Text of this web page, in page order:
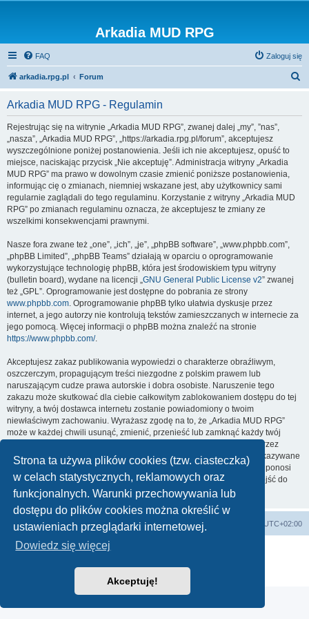
Strona ta używa plików cookies (tzw. ciasteczka)
w celach statystycznych, reklamowych oraz
funkcjonalnych. Warunki przechowywania lub
dostępu do plików cookies można określić w
ustawieniach przeglądarki internetowej.
Dowiedz się więcej
Akceptuję!
Arkadia MUD RPG
FAQ Zaloguj się
arkadia.rpg.pl Forum
Arkadia MUD RPG - Regulamin
Rejestrując się na witrynie „Arkadia MUD RPG”, zwanej dalej „my”, ”nas”,
„nasza”, „Arkadia MUD RPG”, „https://arkadia.rpg.pl/forum”, akceptujesz
wyszczególnione poniżej postanowienia. Jeśli ich nie akceptujesz, opuść to
miejsce, naciskając przycisk „Nie akceptuję”. Administracja witryny „Arkadia
MUD RPG” ma prawo w dowolnym czasie zmienić poniższe postanowienia,
informując cię o zmianach, niemniej wskazane jest, aby użytkownicy sami
regularnie zaglądali do tego regulaminu. Korzystanie z witryny „Arkadia MUD
RPG” po zmianach regulaminu oznacza, że akceptujesz te zmiany ze
wszelkimi konsekwencjami prawnymi.
Nasze fora zwane też „one”, „ich”, „je”, „phpBB software”, „www.phpbb.com”,
„phpBB Limited”, „phpBB Teams” działają w oparciu o oprogramowanie
wykorzystujące technologię phpBB, która jest środowiskiem typu witryny
(bulletin board), wydane na licencji „GNU General Public License v2” zwanej
też „GPL”. Oprogramowanie jest dostępne do pobrania ze strony
www.phpbb.com. Oprogramowanie phpBB tylko ułatwia dyskusje przez
internet, a jego autorzy nie kontrolują tekstów zamieszczanych w internecie za
jego pomocą. Więcej informacji o phpBB można znaleźć na stronie
https://www.phpbb.com/.
Akceptujesz zakaz publikowania wypowiedzi o charakterze obraźliwym,
oszczerczym, propagującym treści niezgodne z polskim prawem lub
naruszającym cudze prawa autorskie i dobra osobiste. Naruszenie tego
zakazu może skutkować dla ciebie całkowitym zablokowaniem dostępu do tej
witryny, a twój dostawca internetu zostanie powiadomiony o twoim
niewłaściwym zachowaniu. Wyrażasz zgodę na to, że „Arkadia MUD RPG”
może w każdej chwili usunąć, zmienić, przenieść lub zamknąć każdy twój
temat, post. Wyrażasz zgodę na zapisywanie wszystkich podanych przez
ciebie informacji w naszej bazie danych. Informacje te nie będą przekazywane
nikomu bez twojej zgody, ale ani „Arkadia MUD RPG”, ani phpBB nie ponosi
odpowiedzialności za włamania do witryny, podczas których może dojść do
kradzieży danych.
arkadia.rpg.pl Forum UTC+02:00
Technologię dostarcza